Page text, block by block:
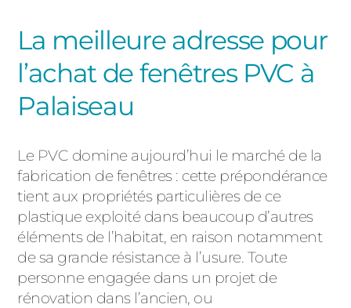
La meilleure adresse pour
l’achat de fenêtres PVC à
Palaiseau
Le PVC domine aujourd’hui le marché de la
fabrication de fenêtres : cette prépondérance
tient aux propriétés particulières de ce
plastique exploité dans beaucoup d’autres
éléments de l’habitat, en raison notamment
de sa grande résistance à l’usure. Toute
personne engagée dans un projet de
rénovation dans l’ancien, ou
ALUMINIUM
ACIER
CLÔTURES